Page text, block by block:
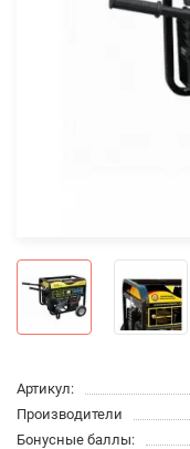
Артикул:
Производители
Бонусные баллы: